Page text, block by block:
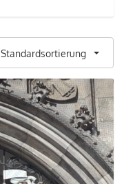
Standardsortierung